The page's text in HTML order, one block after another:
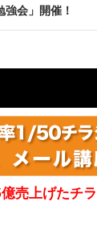
強会」開催！
売上げたチ